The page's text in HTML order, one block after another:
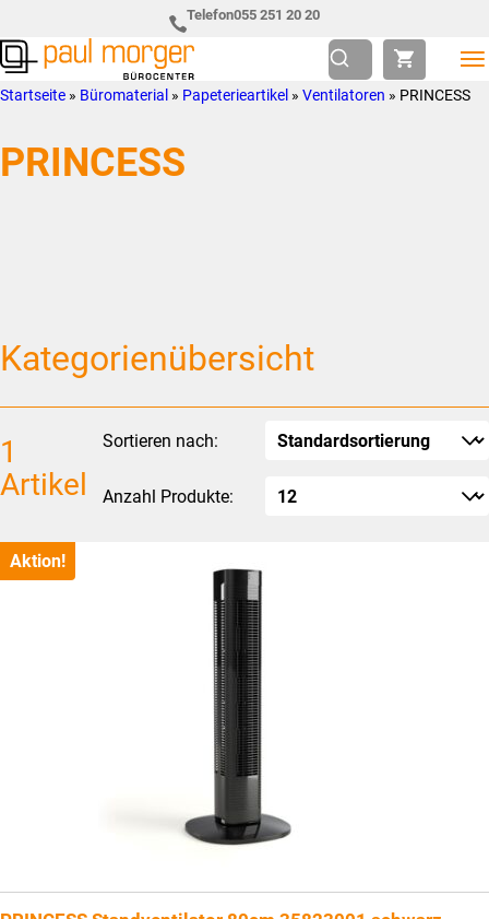
Hauptnavigation
springen
to
main
Telefon055 251 20 20
Paul
AG
Bürocenter
so
wie
Sie
Startseite » Büromaterial » Papeterieartikel » Ventilatoren » PRINCESS
PRINCESS
Kategorienübersicht
1
Artikel
Sortieren nach:
Anzahl Produkte:
Aktion!